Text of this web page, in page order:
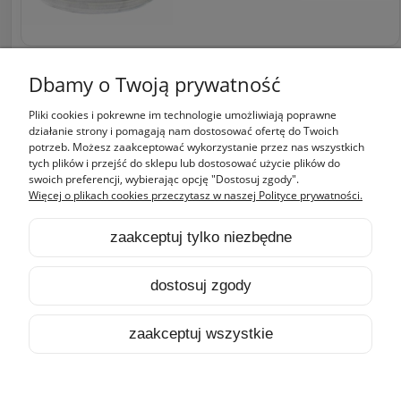
Zakupy
Pomoc
Dbamy o Twoją prywatność
Pliki cookies i pokrewne im technologie umożliwiają poprawne
działanie strony i pomagają nam dostosować ofertę do Twoich
potrzeb. Możesz zaakceptować wykorzystanie przez nas wszystkich
tych plików i przejść do sklepu lub dostosować użycie plików do
swoich preferencji, wybierając opcję "Dostosuj zgody".
Więcej o plikach cookies przeczytasz w naszej Polityce prywatności.
zaakceptuj tylko niezbędne
dostosuj zgody
zaakceptuj wszystkie